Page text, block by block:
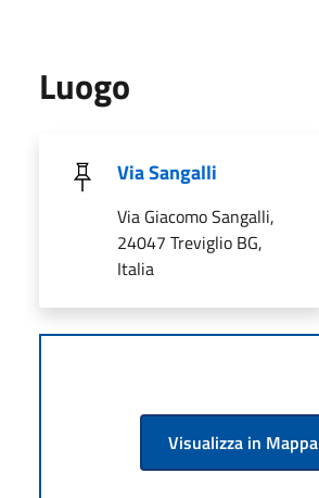
Luogo
Via Sangalli
Via Giacomo Sangalli,
24047 Treviglio BG,
Italia
Visualizza in Mappa